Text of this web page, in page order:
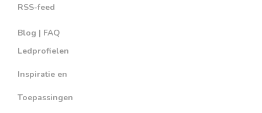
RSS-feed
Blog | FAQ
Ledprofielen
Inspiratie en
Toepassingen